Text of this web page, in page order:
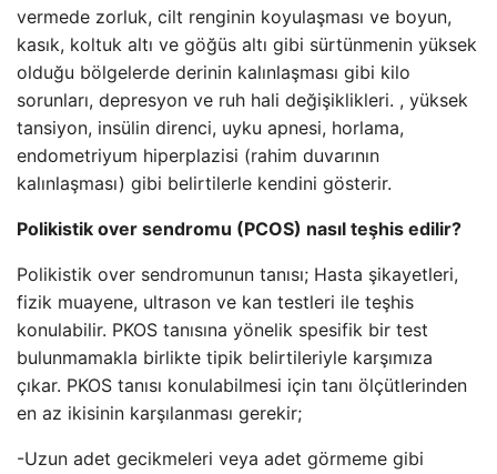
vermede zorluk, cilt renginin koyulaşması ve boyun,
kasık, koltuk altı ve göğüs altı gibi sürtünmenin yüksek
olduğu bölgelerde derinin kalınlaşması gibi kilo
sorunları, depresyon ve ruh hali değişiklikleri. , yüksek
tansiyon, insülin direnci, uyku apnesi, horlama,
endometriyum hiperplazisi (rahim duvarının
kalınlaşması) gibi belirtilerle kendini gösterir.
Polikistik over sendromu (PCOS) nasıl teşhis edilir?
Polikistik over sendromunun tanısı; Hasta şikayetleri,
fizik muayene, ultrason ve kan testleri ile teşhis
konulabilir. PKOS tanısına yönelik spesifik bir test
bulunmamakla birlikte tipik belirtileriyle karşımıza
çıkar. PKOS tanısı konulabilmesi için tanı ölçütlerinden
en az ikisinin karşılanması gerekir;
-Uzun adet gecikmeleri veya adet görmeme gibi